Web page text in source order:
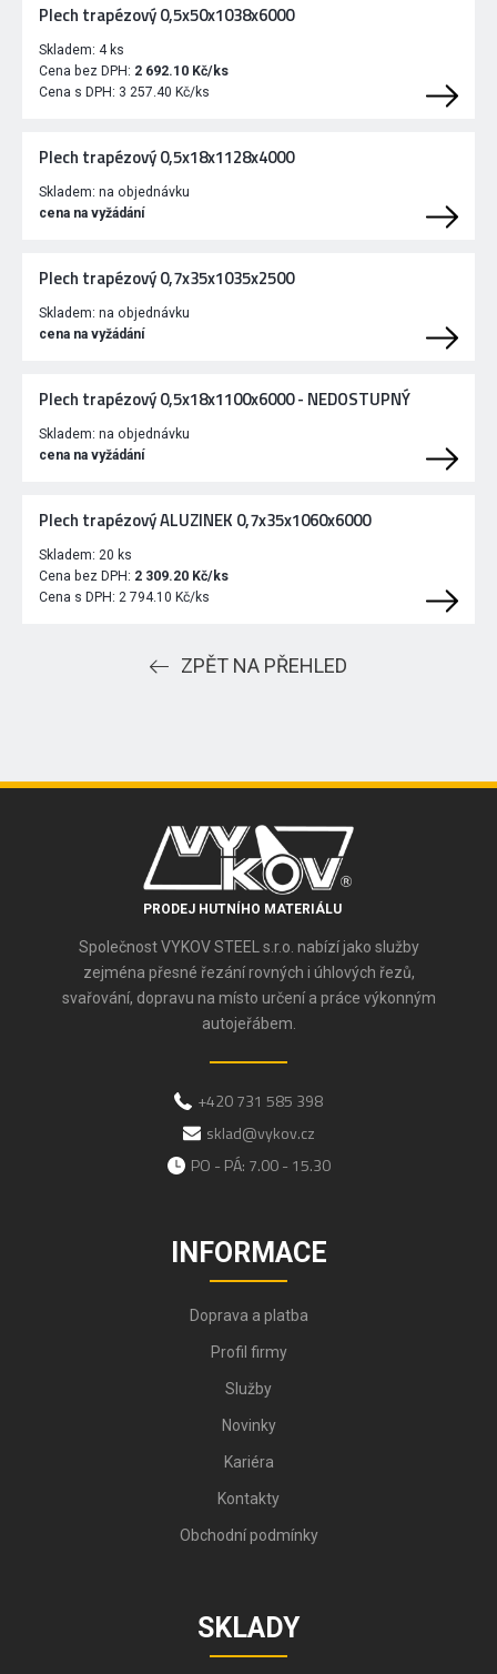
Plech trapézový 0,5x50x1038x6000
Skladem: 4 ks
Cena bez DPH: 2 692.10 Kč/ks
Cena s DPH: 3 257.40 Kč/ks
Plech trapézový 0,5x18x1128x4000
Skladem: na objednávku
cena na vyžádání
Plech trapézový 0,7x35x1035x2500
Skladem: na objednávku
cena na vyžádání
Plech trapézový 0,5x18x1100x6000 - NEDOSTUPNÝ
Skladem: na objednávku
cena na vyžádání
Plech trapézový ALUZINEK 0,7x35x1060x6000
Skladem: 20 ks
Cena bez DPH: 2 309.20 Kč/ks
Cena s DPH: 2 794.10 Kč/ks
ZPĚT NA PŘEHLED
PRODEJ HUTNÍHO MATERIÁLU
Společnost VYKOV STEEL s.r.o. nabízí jako služby
zejména přesné řezání rovných i úhlových řezů,
svařování, dopravu na místo určení a práce výkonným
autojeřábem.
+420 731 585 398
sklad@vykov.cz
PO - PÁ: 7.00 - 15.30
INFORMACE
Doprava a platba
Profil firmy
Služby
Novinky
Kariéra
Kontakty
Obchodní podmínky
SKLADY